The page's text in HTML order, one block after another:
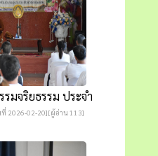
รมจริยธรรม ประจำ
2026-02-20][ผู้อ่าน 113]